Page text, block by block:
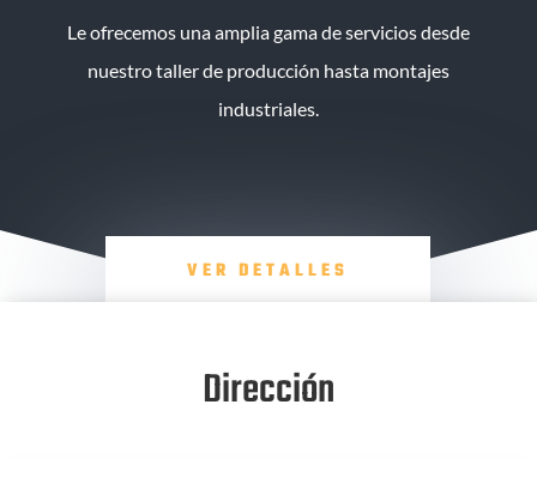
Le ofrecemos una amplia gama de servicios desde
nuestro taller de producción hasta montajes
industriales.
VER DETALLES
Dirección